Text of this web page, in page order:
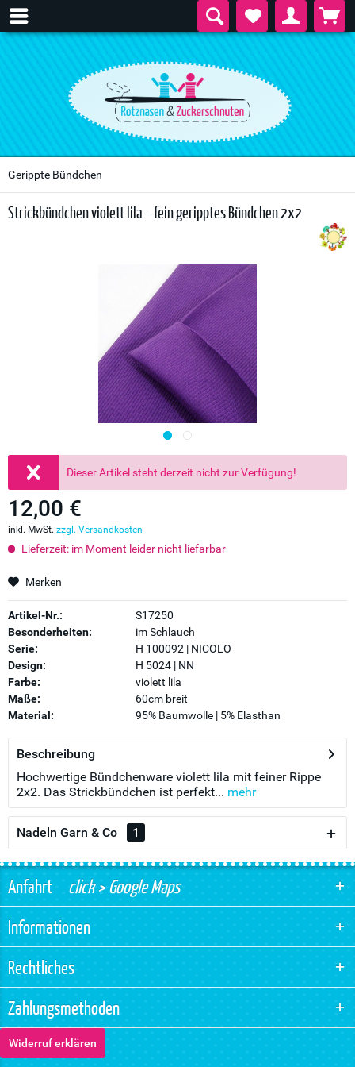
Gerippte Bündchen
Strickbündchen violett lila – fein geripptes Bündchen 2x2
Dieser Artikel steht derzeit nicht zur Verfügung!
12,00 €
inkl. MwSt. zzgl. Versandkosten
Lieferzeit: im Moment leider nicht liefarbar
Merken
Artikel-Nr.:
S17250
Besonderheiten:
im Schlauch
Serie:
H 100092 | NICOLO
Design:
H 5024 | NN
Farbe:
violett lila
Maße:
60cm breit
Material:
95% Baumwolle | 5% Elasthan
Beschreibung
Hochwertige Bündchenware violett lila mit feiner Rippe
2x2. Das Strickbündchen ist perfekt... mehr
Nadeln Garn & Co 1
Anfahrtclick > Google Maps
Informationen
Rechtliches
Zahlungsmethoden
Widerruf erklären